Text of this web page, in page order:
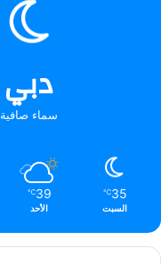
دبي
سماء صافية
35
℃
السبت
39
℃
الأحد